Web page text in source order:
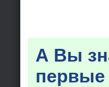
А Вы
первые